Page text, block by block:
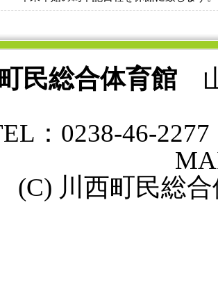
民総合体育館
：0238-46-
(C) 川西町民総